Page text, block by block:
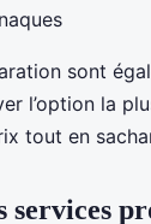
sont
l’option la
tout en
services